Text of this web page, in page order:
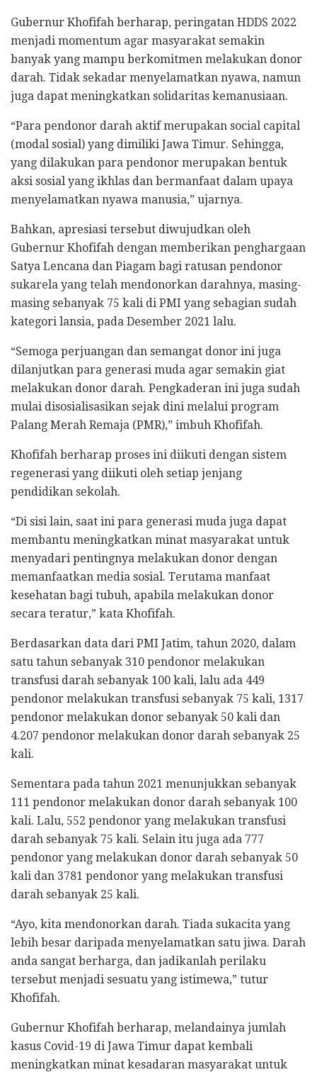
Gubernur Khofifah berharap, peringatan HDDS 2022
menjadi momentum agar masyarakat semakin
banyak yang mampu berkomitmen melakukan donor
darah. Tidak sekadar menyelamatkan nyawa, namun
juga dapat meningkatkan solidaritas kemanusiaan.
“Para pendonor darah aktif merupakan social capital
(modal sosial) yang dimiliki Jawa Timur. Sehingga,
yang dilakukan para pendonor merupakan bentuk
aksi sosial yang ikhlas dan bermanfaat dalam upaya
menyelamatkan nyawa manusia,” ujarnya.
Bahkan, apresiasi tersebut diwujudkan oleh
Gubernur Khofifah dengan memberikan penghargaan
Satya Lencana dan Piagam bagi ratusan pendonor
sukarela yang telah mendonorkan darahnya, masing-
masing sebanyak 75 kali di PMI yang sebagian sudah
kategori lansia, pada Desember 2021 lalu.
“Semoga perjuangan dan semangat donor ini juga
dilanjutkan para generasi muda agar semakin giat
melakukan donor darah. Pengkaderan ini juga sudah
mulai disosialisasikan sejak dini melalui program
Palang Merah Remaja (PMR),” imbuh Khofifah.
Khofifah berharap proses ini diikuti dengan sistem
regenerasi yang diikuti oleh setiap jenjang
pendidikan sekolah.
“Di sisi lain, saat ini para generasi muda juga dapat
membantu meningkatkan minat masyarakat untuk
menyadari pentingnya melakukan donor dengan
memanfaatkan media sosial. Terutama manfaat
kesehatan bagi tubuh, apabila melakukan donor
secara teratur,” kata Khofifah.
Berdasarkan data dari PMI Jatim, tahun 2020, dalam
satu tahun sebanyak 310 pendonor melakukan
transfusi darah sebanyak 100 kali, lalu ada 449
pendonor melakukan transfusi sebanyak 75 kali, 1317
pendonor melakukan donor sebanyak 50 kali dan
4.207 pendonor melakukan donor darah sebanyak 25
kali.
Sementara pada tahun 2021 menunjukkan sebanyak
111 pendonor melakukan donor darah sebanyak 100
kali. Lalu, 552 pendonor yang melakukan transfusi
darah sebanyak 75 kali. Selain itu juga ada 777
pendonor yang melakukan donor darah sebanyak 50
kali dan 3781 pendonor yang melakukan transfusi
darah sebanyak 25 kali.
“Ayo, kita mendonorkan darah. Tiada sukacita yang
lebih besar daripada menyelamatkan satu jiwa. Darah
anda sangat berharga, dan jadikanlah perilaku
tersebut menjadi sesuatu yang istimewa,” tutur
Khofifah.
Gubernur Khofifah berharap, melandainya jumlah
kasus Covid-19 di Jawa Timur dapat kembali
meningkatkan minat kesadaran masyarakat untuk